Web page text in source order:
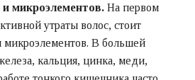
микроэлементов. На первом
утраты волос, стоит
В большей
кальция, цинка, меди,